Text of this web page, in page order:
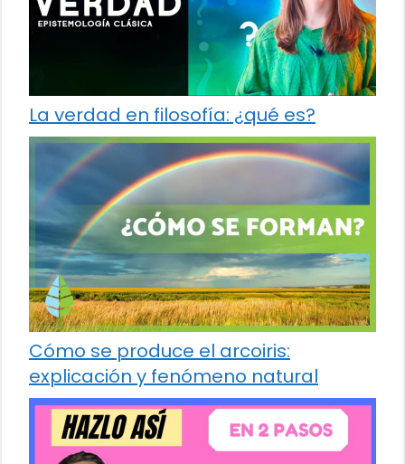
La verdad en filosofía: ¿qué es?
Cómo se produce el arcoiris:
explicación y fenómeno natural